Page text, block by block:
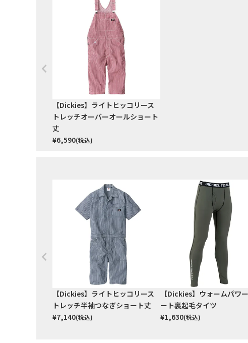
【Dickies】ライトヒッコリース
トレッチオーバーオールショート
丈
¥6,590(税込)
【Dickies】ライトヒッコリース
トレッチ半袖つなぎショート丈
¥7,140(税込)
【Dickies】ウォームパワ
ート裏起毛タイツ
¥1,630(税込)